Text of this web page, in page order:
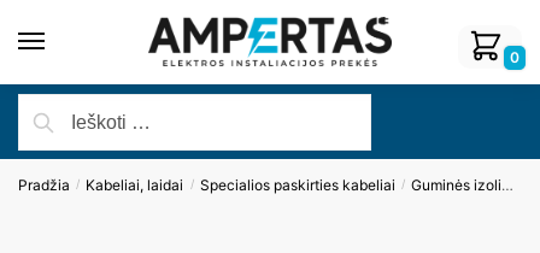
0
Pradžia / Kabeliai, laidai / Specialios paskirties kabeliai / Guminės izoliacijos kabeliai